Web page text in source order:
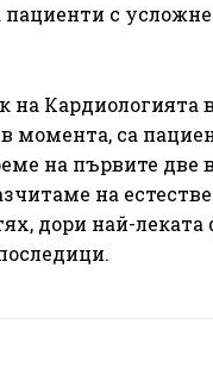
с
на
момента, са
на първите две
на
дори най-